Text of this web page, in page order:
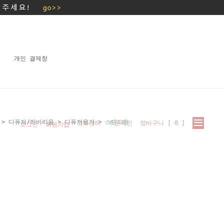
개인 결제창
로그인 회원가입 고객센터 주문확인 장바구니 [ 0
디퓨저/하바리움>디퓨저용기 > 스탠드형